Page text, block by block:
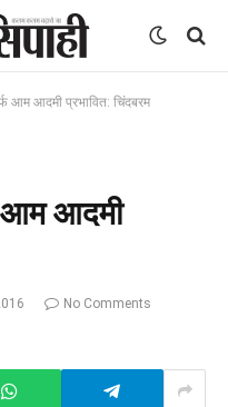
आम आदमी प्रभावित: चिंदबरम
आम आदमी
No Comments